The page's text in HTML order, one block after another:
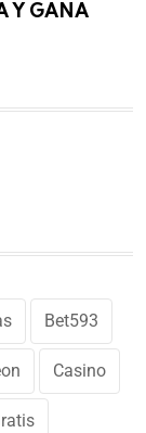
Y GANA
Bet593
Casino